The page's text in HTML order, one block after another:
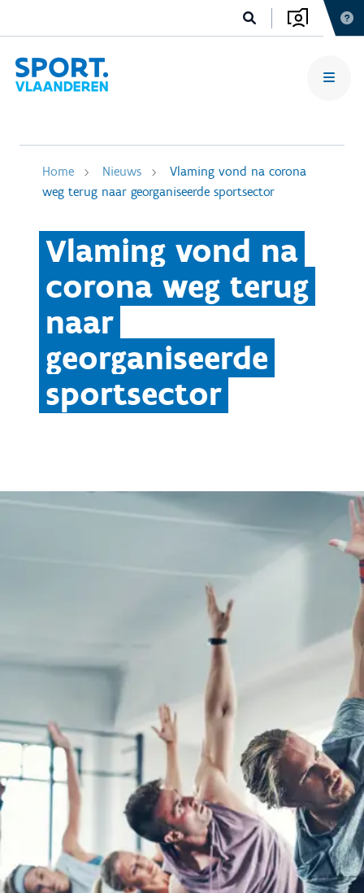
Home Nieuws
Vlaming vond na corona
weg terug naar georganiseerde sportsector
Vlaming vond na
corona weg terug
naar
georganiseerde
sportsector